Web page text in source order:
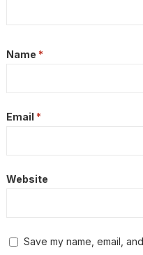
Name *
Email *
Website
Save my name, email,